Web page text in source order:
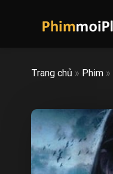
Trang chủ » Phim »